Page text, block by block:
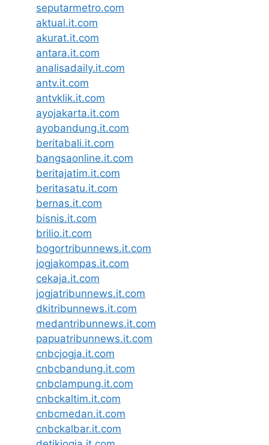
seputarmetro.com
aktual.it.com
akurat.it.com
antara.it.com
analisadaily.it.com
antv.it.com
antvklik.it.com
ayojakarta.it.com
ayobandung.it.com
beritabali.it.com
bangsaonline.it.com
beritajatim.it.com
beritasatu.it.com
bernas.it.com
bisnis.it.com
brilio.it.com
bogortribunnews.it.com
jogjakompas.it.com
cekaja.it.com
jogjatribunnews.it.com
dkitribunnews.it.com
medantribunnews.it.com
papuatribunnews.it.com
cnbcjogja.it.com
cnbcbandung.it.com
cnbclampung.it.com
cnbckaltim.it.com
cnbcmedan.it.com
cnbckalbar.it.com